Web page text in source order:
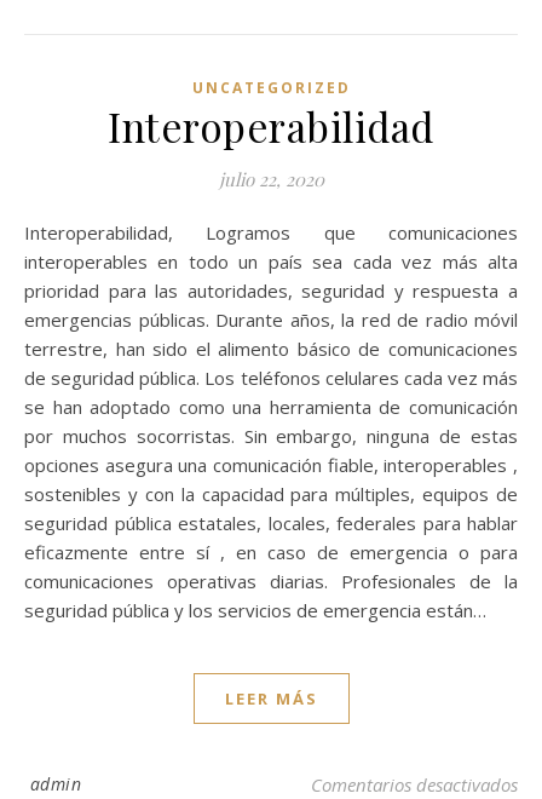
UNCATEGORIZED
Interoperabilidad
julio 22, 2020
Interoperabilidad, Logramos que comunicaciones
interoperables en todo un país sea cada vez más alta
prioridad para las autoridades, seguridad y respuesta a
emergencias públicas. Durante años, la red de radio móvil
terrestre, han sido el alimento básico de comunicaciones
de seguridad pública. Los teléfonos celulares cada vez más
se han adoptado como una herramienta de comunicación
por muchos socorristas. Sin embargo, ninguna de estas
opciones asegura una comunicación fiable, interoperables ,
sostenibles y con la capacidad para múltiples, equipos de
seguridad pública estatales, locales, federales para hablar
eficazmente entre sí , en caso de emergencia o para
comunicaciones operativas diarias. Profesionales de la
seguridad pública y los servicios de emergencia están…
LEER MÁS
admin Comentarios desactivadosen